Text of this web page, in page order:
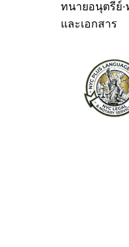
ทนายอนุตรีย์·
และเอกสาร